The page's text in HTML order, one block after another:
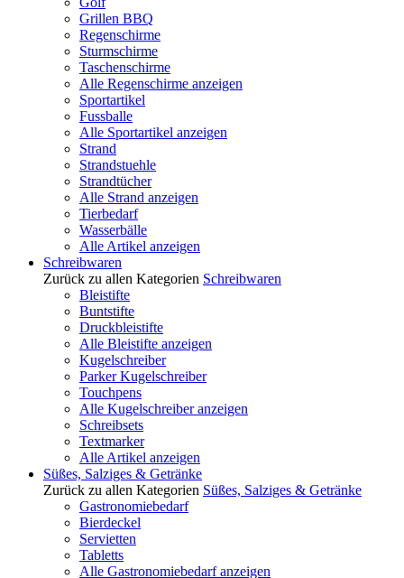
Grillen BBQ
Regenschirme
Sturmschirme
Taschenschirme
Alle Regenschirme anzeigen
Sportartikel
Fussballe
Alle Sportartikel anzeigen
Strand
Strandstuehle
Strandtücher
Alle Strand anzeigen
Tierbedarf
Wasserbälle
Alle Artikel anzeigen
Schreibwaren
Zurück zu allen Kategorien Schreibwaren
Bleistifte
Buntstifte
Druckbleistifte
Alle Bleistifte anzeigen
Kugelschreiber
Parker Kugelschreiber
Touchpens
Alle Kugelschreiber anzeigen
Schreibsets
Textmarker
Alle Artikel anzeigen
Süßes, Salziges & Getränke
Zurück zu allen Kategorien Süßes, Salziges & Getränke
Gastronomiebedarf
Bierdeckel
Servietten
Tabletts
Alle Gastronomiebedarf anzeigen